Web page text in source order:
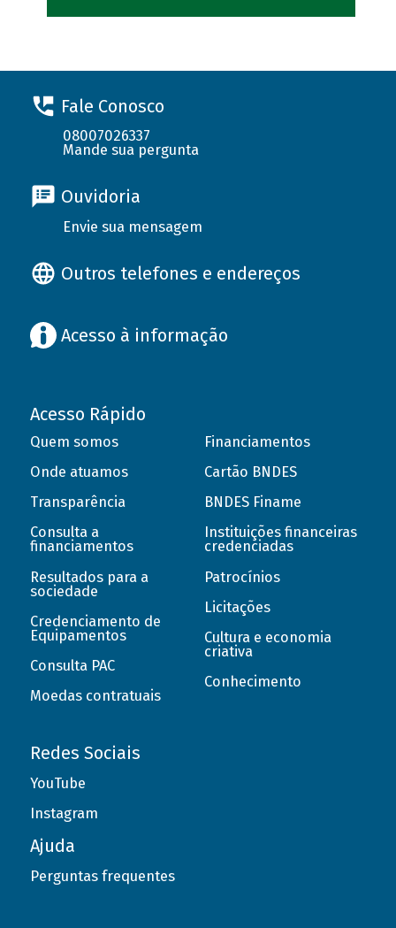
Fale Conosco
08007026337
Mande sua pergunta
Ouvidoria
Envie sua mensagem
Outros telefones e endereços
Acesso à informação
Acesso Rápido
Quem somos
Onde atuamos
Transparência
Consulta a
financiamentos
Resultados para a
sociedade
Credenciamento de
Equipamentos
Consulta PAC
Moedas contratuais
Financiamentos
Cartão BNDES
BNDES Finame
Instituições financeiras
credenciadas
Patrocínios
Licitações
Cultura e economia
criativa
Conhecimento
Redes Sociais
YouTube
Instagram
Ajuda
Perguntas frequentes